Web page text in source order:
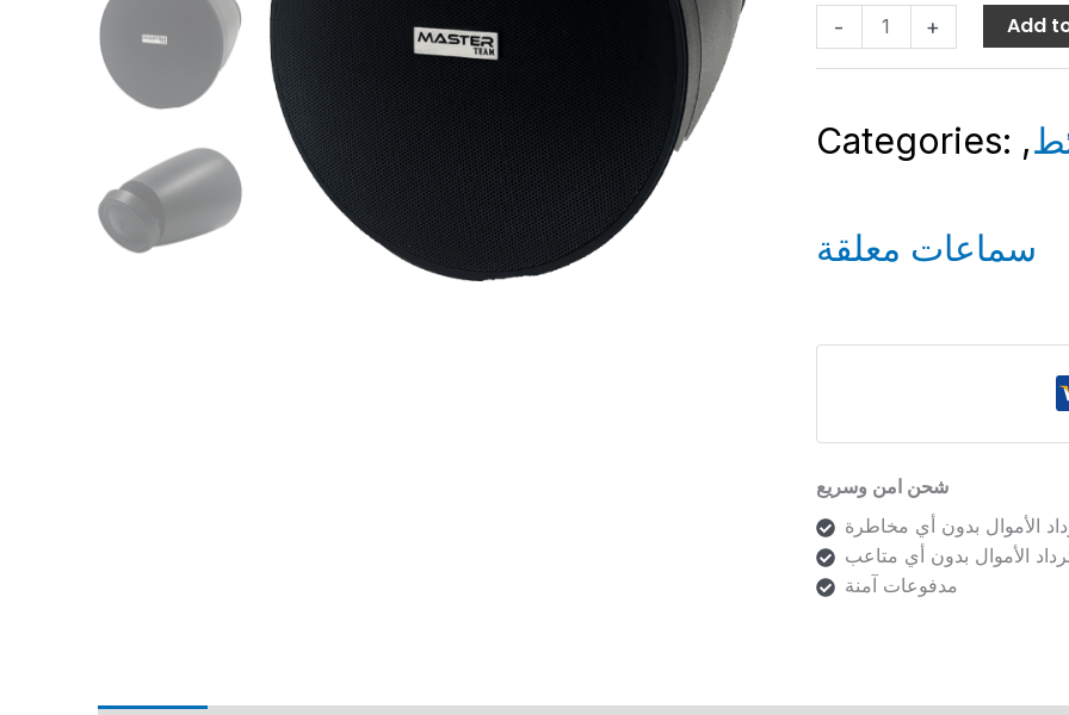
- + Add
Categories: ,
سماعات معلقة
شحن امن وسريع
الأموال بدون أي متاعب
مدفوعات آمنة